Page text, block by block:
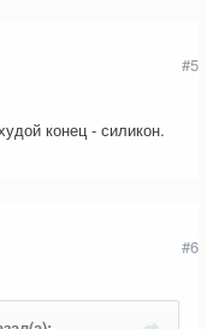
#5
конец - силикон.
#6